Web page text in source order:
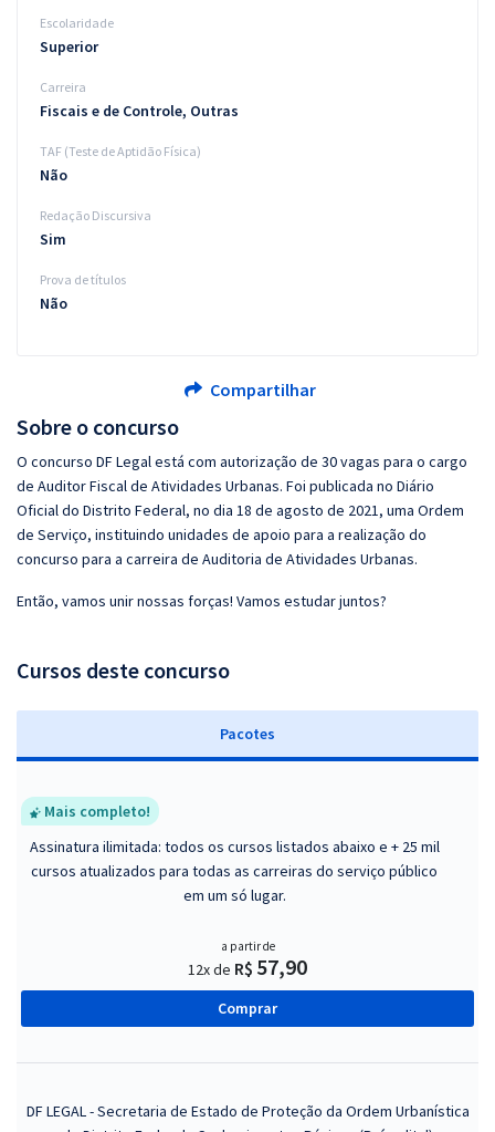
Sobre o concurso
O concurso DF Legal está com autorização de 30 vagas para o cargo
de Auditor Fiscal de Atividades Urbanas. Foi publicada no Diário
Oficial do Distrito Federal, no dia 18 de agosto de 2021, uma Ordem
de Serviço, instituindo unidades de apoio para a realização do
concurso para a carreira de Auditoria de Atividades Urbanas.
Então, vamos unir nossas forças! Vamos estudar juntos?
Cursos deste concurso
Pacotes
Mais completo!
Assinatura ilimitada: todos os cursos listados abaixo e + 25 mil
cursos atualizados para todas as carreiras do serviço público
em um só lugar.
a partir de
12x de R$ 57,90
Comprar
DF LEGAL - Secretaria de Estado de Proteção da Ordem Urbanística
Escolaridade
Superior
Carreira
Fiscais e de Controle, Outras
TAF (Teste de Aptidão Física)
Não
Redação Discursiva
Sim
Prova de títulos
Não
Compartilhar